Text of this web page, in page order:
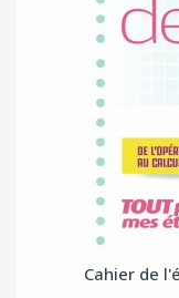
Cahier de